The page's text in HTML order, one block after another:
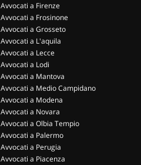
Avvocati a Firenze
Avvocati a Frosinone
Avvocati a Grosseto
Avvocati a L'aquila
Avvocati a Lecce
Avvocati a Lodi
Avvocati a Mantova
Avvocati a Medio Campidano
Avvocati a Modena
Avvocati a Novara
Avvocati a Olbia Tempio
Avvocati a Palermo
Avvocati a Perugia
Avvocati a Piacenza